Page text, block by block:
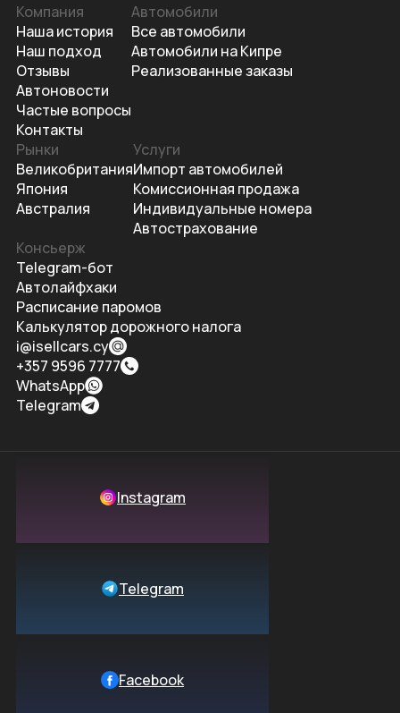
Компания
Наша история
Наш подход
Отзывы
Автоновости
Частые вопросы
Контакты
Автомобили
Все автомобили
Автомобили на Кипре
Реализованные заказы
Рынки
Великобритания
Япония
Австралия
Услуги
Импорт автомобилей
Комиссионная продажа
Индивидуальные номера
Автострахование
Консьерж
Telegram-бот
Автолайфхаки
Расписание паромов
Калькулятор дорожного налога
i@isellcars.cy
+357 9596 7777
WhatsApp
Telegram
Instagram
Telegram
Facebook